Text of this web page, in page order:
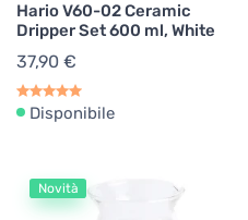
Hario V60-02 Ceramic
Dripper Set 600 ml, White
37,90 €
Disponibile
Novità